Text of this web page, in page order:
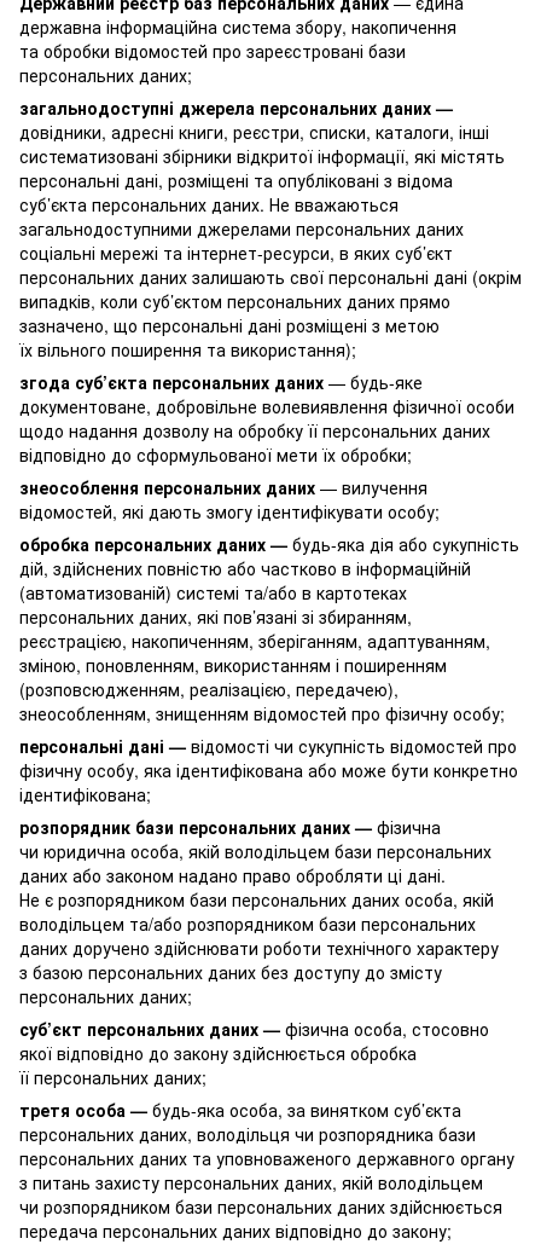
державна інформаційна система збору, накопичення
та обробки відомостей про зареєстровані бази
персональних даних;
загальнодоступні джерела персональних даних —
довідники, адресні книги, реєстри, списки, каталоги, інші
систематизовані збірники відкритої інформації, які містять
персональні дані, розміщені та опубліковані з відома
суб’єкта персональних даних. Не вважаються
загальнодоступними джерелами персональних даних
соціальні мережі та інтернет-ресурси, в яких суб’єкт
персональних даних залишають свої персональні дані (окрім
випадків, коли суб’єктом персональних даних прямо
зазначено, що персональні дані розміщені з метою
їх вільного поширення та використання);
згода суб’єкта персональних даних — будь-яке
документоване, добровільне волевиявлення фізичної особи
щодо надання дозволу на обробку її персональних даних
відповідно до сформульованої мети їх обробки;
знеособлення персональних даних — вилучення
відомостей, які дають змогу ідентифікувати особу;
обробка персональних даних — будь-яка дія або сукупність
дій, здійснених повністю або частково в інформаційній
(автоматизованій) системі та/або в картотеках
персональних даних, які пов’язані зі збиранням,
реєстрацією, накопиченням, зберіганням, адаптуванням,
зміною, поновленням, використанням і поширенням
(розповсюдженням, реалізацією, передачею),
знеособленням, знищенням відомостей про фізичну особу;
персональні дані — відомості чи сукупність відомостей про
фізичну особу, яка ідентифікована або може бути конкретно
ідентифікована;
розпорядник бази персональних даних — фізична
чи юридична особа, якій володільцем бази персональних
даних або законом надано право обробляти ці дані.
Не є розпорядником бази персональних даних особа, якій
володільцем та/або розпорядником бази персональних
даних доручено здійснювати роботи технічного характеру
з базою персональних даних без доступу до змісту
персональних даних;
суб’єкт персональних даних — фізична особа, стосовно
якої відповідно до закону здійснюється обробка
її персональних даних;
третя особа — будь-яка особа, за винятком суб’єкта
персональних даних, володільця чи розпорядника бази
персональних даних та уповноваженого державного органу
з питань захисту персональних даних, якій володільцем
чи розпорядником бази персональних даних здійснюється
передача персональних даних відповідно до закону;